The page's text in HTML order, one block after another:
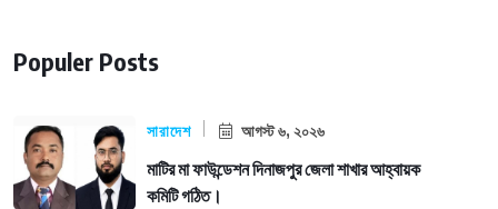
Populer Posts
সারাদেশ আগস্ট ৬, ২০২৬
মাটির মা ফাউন্ডেশন দিনাজপুর জেলা শাখার আহ্বায়ক
কমিটি গঠিত।